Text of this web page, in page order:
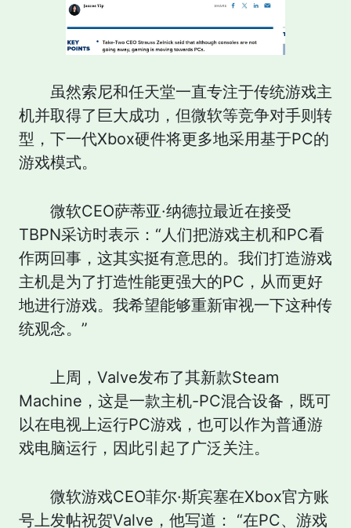
虽然索尼和任天堂一直专注于传统游戏主
机并取得了巨大成功，但微软等竞争对手则转
型，下一代Xbox硬件将更多地采用基于PC的
游戏模式。
微软CEO萨蒂亚·纳德拉最近在接受
TBPN采访时表示：“人们把游戏主机和PC看
作两回事，这其实挺有意思的。我们打造游戏
主机是为了打造性能更强大的PC，从而更好
地进行游戏。我希望能够重新审视一下这种传
统观念。”
上周，Valve发布了其新款Steam
Machine，这是一款主机-PC混合设备，既可
以在电视上运行PC游戏，也可以作为普通游
戏电脑运行，因此引起了广泛关注。
微软游戏CEO菲尔·斯宾塞在Xbox官方账
号上发帖祝贺Valve，他写道： “在PC、游戏